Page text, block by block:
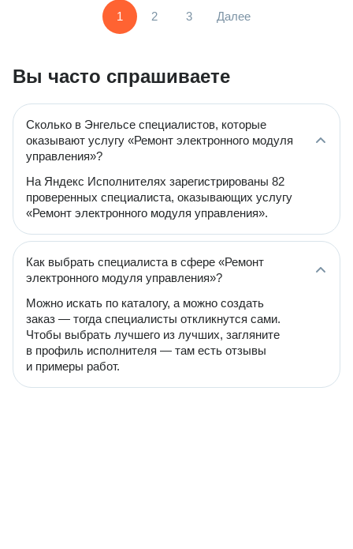
1 2 3 Далее
Вы часто спрашиваете
Сколько в Энгельсе специалистов, которые
оказывают услугу «Ремонт электронного модуля
управления»?
На Яндекс Исполнителях зарегистрированы 82
проверенных специалиста, оказывающих услугу
«Ремонт электронного модуля управления».
Как выбрать специалиста в сфере «Ремонт
электронного модуля управления»?
Можно искать по каталогу, а можно создать
заказ — тогда специалисты откликнутся сами.
Чтобы выбрать лучшего из лучших, загляните
в профиль исполнителя — там есть отзывы
и примеры работ.